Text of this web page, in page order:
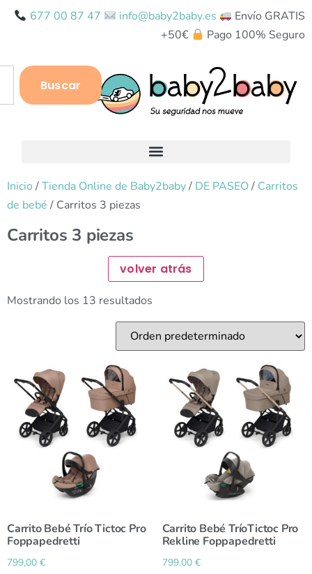
677 00 87 47 info@baby2baby.es
Envío GRATIS
+50€
Pago 100% Seguro
Buscar
Inicio /Tienda Online de Baby2baby/ DE PASEO/ Carritos
de bebé / Carritos 3 piezas
Carritos 3 piezas
Mostrando los 13 resultados
Carrito Bebé Trío Tictoc Pro
Foppapedretti
799,00 €
Carrito Bebé TríoTictoc Pro
Rekline Foppapedretti
799,00 €